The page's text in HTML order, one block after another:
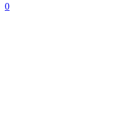
0